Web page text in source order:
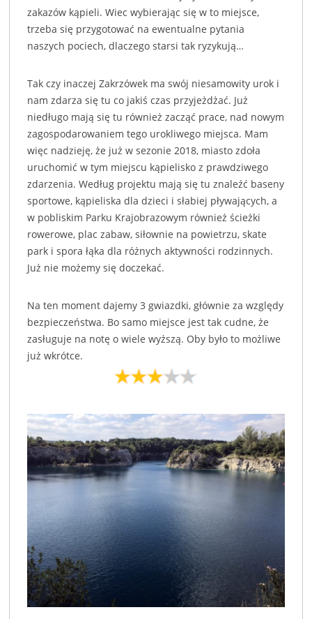
zakazów kąpieli. Wiec wybierając się w to miejsce,
trzeba się przygotować na ewentualne pytania
naszych pociech, dlaczego starsi tak ryzykują…
Tak czy inaczej Zakrzówek ma swój niesamowity urok i
nam zdarza się tu co jakiś czas przyjeżdżać. Już
niedługo mają się tu również zacząć prace, nad nowym
zagospodarowaniem tego urokliwego miejsca. Mam
więc nadzieję, że już w sezonie 2018, miasto zdoła
uruchomić w tym miejscu kąpielisko z prawdziwego
zdarzenia. Według projektu mają się tu znaleźć baseny
sportowe, kąpieliska dla dzieci i słabiej pływających, a
w pobliskim Parku Krajobrazowym również ścieżki
rowerowe, plac zabaw, siłownie na powietrzu, skate
park i spora łąka dla różnych aktywności rodzinnych.
Już nie możemy się doczekać.
Na ten moment dajemy 3 gwiazdki, głównie za względy
bezpieczeństwa. Bo samo miejsce jest tak cudne, że
zasługuje na notę o wiele wyższą. Oby było to możliwe
już wkrótce.